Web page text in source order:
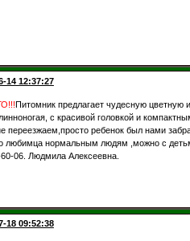
14 12:37:27
Питомник предлагает чудесную
с красивой головкой и
переезжаем,просто ребенок был нами
любимца нормальным людям ,можно с
06. Людмила Алексеевна.
18 09:52:38